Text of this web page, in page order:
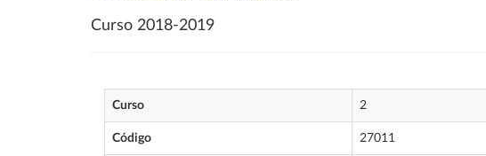
Curso 2018-2019
Curso 2
Código 27011